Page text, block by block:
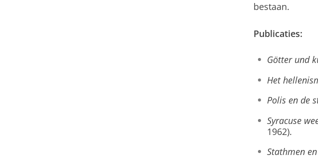
bestaan.
Publicaties:
Götter und
Het
Polis en de
Syracuse
1962).
Stathmen